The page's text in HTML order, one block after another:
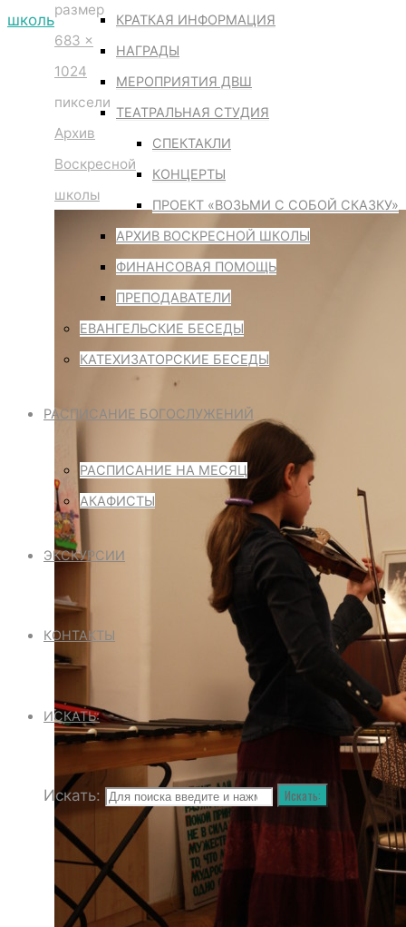
КРАТКАЯ ИНФОРМАЦИЯ
НАГРАДЫ
МЕРОПРИЯТИЯ ДВШ
ТЕАТРАЛЬНАЯ СТУДИЯ
СПЕКТАКЛИ
КОНЦЕРТЫ
ПРОЕКТ «ВОЗЬМИ С СОБОЙ СКАЗКУ»
АРХИВ ВОСКРЕСНОЙ ШКОЛЫ
ФИНАНСОВАЯ ПОМОЩЬ
ПРЕПОДАВАТЕЛИ
ЕВАНГЕЛЬСКИЕ БЕСЕДЫ
КАТЕХИЗАТОРСКИЕ БЕСЕДЫ
РАСПИСАНИЕ БОГОСЛУЖЕНИЙ
РАСПИСАНИЕ НА МЕСЯЦ
АКАФИСТЫ
ЭКСКУРСИИ
КОНТАКТЫ
ИСКАТЬ:
Искать: Искать:
школы
размер
683 ×
1024
пиксели
Архив
Воскресной
школы